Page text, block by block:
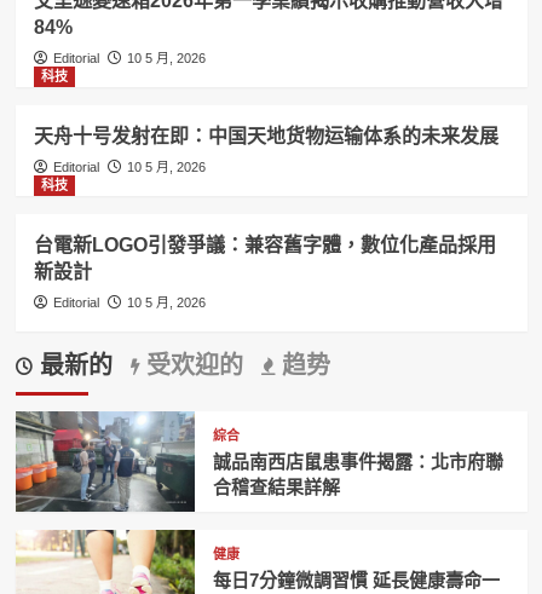
84%
Editorial
10 5 月, 2026
科技
天舟十号发射在即：中国天地货物运输体系的未来发展
Editorial
10 5 月, 2026
科技
台電新LOGO引發爭議：兼容舊字體，數位化產品採用
新設計
Editorial 10 5 月, 2026
最新的 受欢迎的 趋势
綜合
誠品南西店鼠患事件揭露：北市府聯
合稽查結果詳解
健康
每日7分鐘微調習慣 延長健康壽命一